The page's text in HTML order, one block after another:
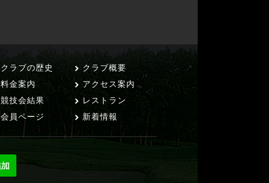
クラブの歴史
料金案内
競技会結果
会員ページ
クラブ概要
アクセス案内
レストラン
新着情報